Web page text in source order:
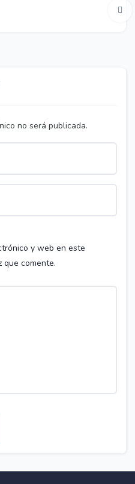
no será publicada.
y web en este
que comente.